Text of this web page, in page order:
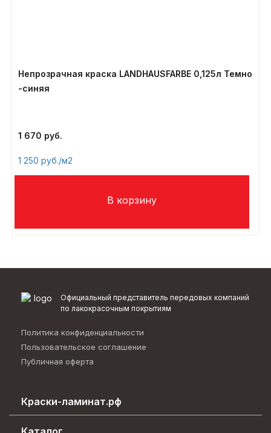
Непрозрачная краска LANDHAUSFARBE 0,125л Темно
-синяя
1 670
1 250 /м2
Официальный представитель передовых компаний
по лакокрасочным покрытиям
Политика конфиденциальности
Пользовательское соглашение
Публичная оферта
Краски-ламинат.рф